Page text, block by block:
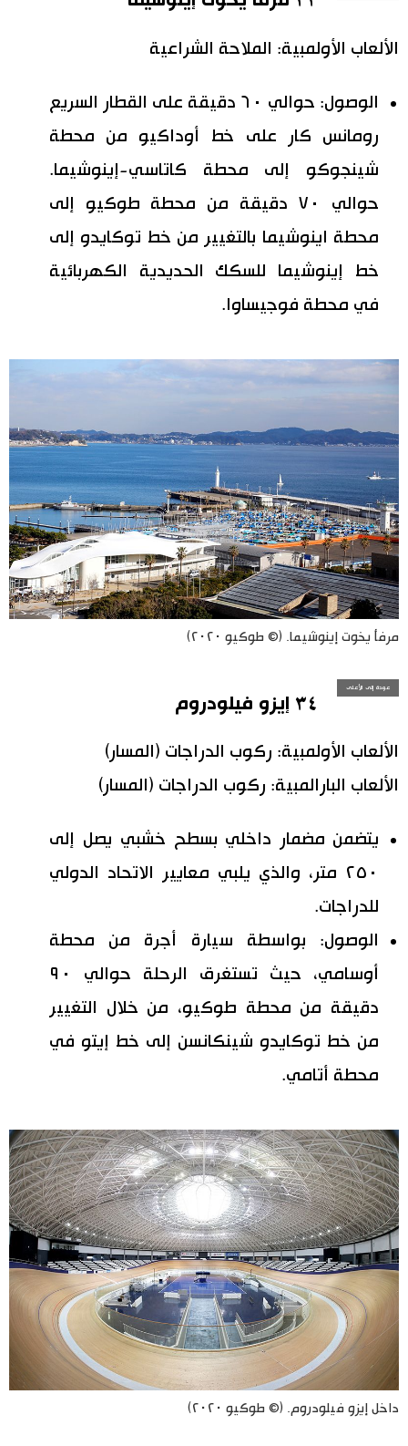
الألعاب الأولمبية: الملاحة الشراعية
الوصول: حوالي ٦٠ دقيقة على القطار السريع
رومانس كار على خط أوداكيو من محطة
شينجوكو إلى محطة كاتاسي-إينوشيما.
حوالي ٧٠ دقيقة من محطة طوكيو إلى
محطة اينوشيما بالتغيير من خط توكايدو إلى
خط إينوشيما للسكك الحديدية الكهربائية
في محطة فوجيساوا.
مرفأ يخوت إينوشيما. (© طوكيو ٢٠٢٠)
عودة إلى الأعلى
٣٤ إيزو فيلودروم
الألعاب الأولمبية: ركوب الدراجات (المسار)
الألعاب البارالمبية: ركوب الدراجات (المسار)
يتضمن مضمار داخلي بسطح خشبي يصل إلى
٢٥٠ متر، والذي يلبي معايير الاتحاد الدولي
للدراجات.
الوصول: بواسطة سيارة أجرة من محطة
أوسامي، حيث تستغرق الرحلة حوالي ٩٠
دقيقة من محطة طوكيو، من خلال التغيير
من خط توكايدو شينكانسن إلى خط إيتو في
محطة أتامي.
داخل إيزو فيلودروم. (© طوكيو ٢٠٢٠)